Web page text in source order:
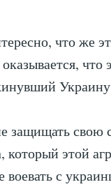
что же
защищать свою
этой
воевать с